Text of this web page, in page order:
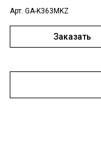
Арт. GA-K363MKZ
Заказать